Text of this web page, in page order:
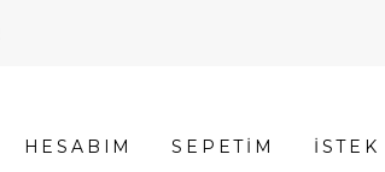
HESABIM SEPETIM